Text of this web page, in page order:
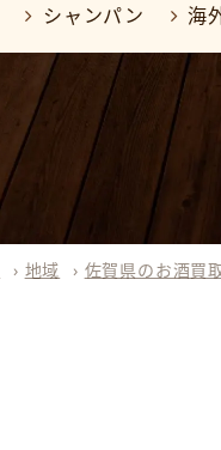
シャンパン 海
› 地域 › 佐賀県のお酒買